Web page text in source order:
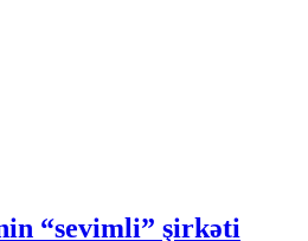
“sevimli” şirkəti